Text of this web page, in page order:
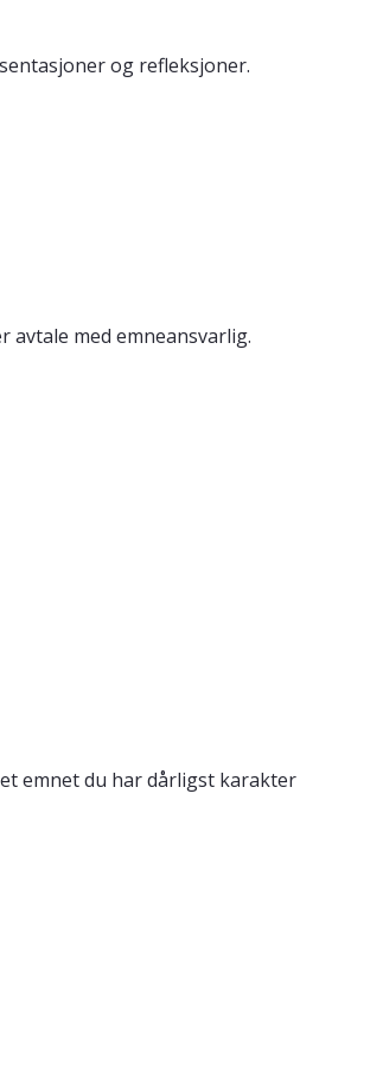
og refleksjoner.
med emneansvarlig.
emnet du har dårligst karakter